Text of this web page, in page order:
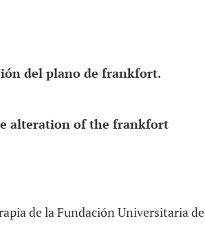
del plano de frankfort.
alteration of the frankfort
de la Fundación Universitaria de